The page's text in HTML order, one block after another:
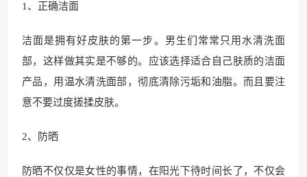
1、正确洁面
洁面是拥有好皮肤的第一步。男生们常常只用水清洗面
部，这样做其实是不够的。应该选择适合自己肤质的洁面
产品，用温水清洗面部，彻底清除污垢和油脂。而且要注
意不要过度搓揉皮肤。
2、防晒
防晒不仅仅是女性的事情，在阳光下待时间长了，不仅会